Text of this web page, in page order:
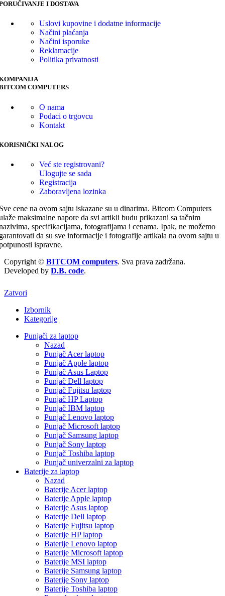
I DOSTAVA
Uslovi kupovine i dodatne informacije
Načini plaćanja
Načini isporuke
Reklamacije
Politika privatnosti
COMPUTERS
O nama
Podaci o trgovcu
Kontakt
NALOG
Već ste registrovani?
Ulogujte se sada
Registracija
Zaboravljena lozinka
cene na ovom sajtu iskazane su u dinarima. Bitcom Computers
maksimalne napore da svi artikli budu prikazani sa tačnim
specifikacijama, fotografijama i cenama. Ipak, ne možemo
da su sve informacije i fotografije artikala na ovom sajtu u
ispravne.
Copyright © BITCOM computers. Sva prava zadržana.
Developed by D.B. code.
Zatvori
Izbornik
Kategorije
Punjači za laptop
Nazad
Punjač Acer laptop
Punjač Apple laptop
Punjač Asus Laptop
Punjač Dell laptop
Punjač Fujitsu laptop
Punjač HP Laptop
Punjač IBM laptop
Punjač Lenovo laptop
Punjač Microsoft laptop
Punjač Samsung laptop
Punjač Sony laptop
Punjač Toshiba laptop
Punjač univerzalni za laptop
Baterije za laptop
Nazad
Baterije Acer laptop
Baterije Apple laptop
Baterije Asus laptop
Baterije Dell laptop
Baterije Fujitsu laptop
Baterije HP laptop
Baterije Lenovo laptop
Baterije Microsoft laptop
Baterije MSI laptop
Baterije Samsung laptop
Baterije Sony laptop
Baterije Toshiba laptop